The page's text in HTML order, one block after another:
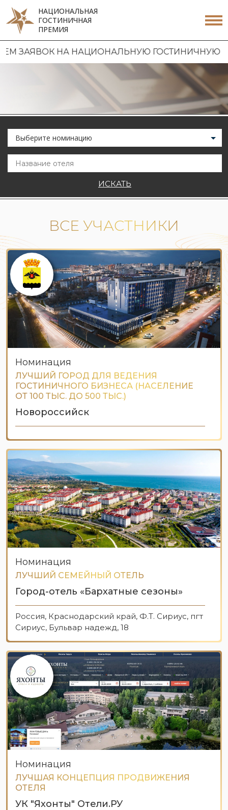
НАЦИОНАЛЬНАЯ
ГОСТИНИЧНАЯ
ПРЕМИЯ
НА НАЦИОНАЛЬНУЮ ГОСТИНИЧНУЮ
Выберите номинацию
ИСКАТЬ
ВСЕ УЧАСТНИКИ
Номинация
ЛУЧШИЙ ГОРОД ДЛЯ ВЕДЕНИЯ
ГОСТИНИЧНОГО БИЗНЕСА (НАСЕЛЕНИЕ
ОТ 100 ТЫС. ДО 500 ТЫС.)
Новороссийск
Номинация
ЛУЧШИЙ СЕМЕЙНЫЙ ОТЕЛЬ
Город-отель «Бархатные сезоны»
Россия, Краснодарский край, Ф.Т. Сириус, пгт
Сириус, Бульвар надежд, 18
Номинация
ЛУЧШАЯ КОНЦЕПЦИЯ ПРОДВИЖЕНИЯ
ОТЕЛЯ
УК "Яхонты" Отели.РУ